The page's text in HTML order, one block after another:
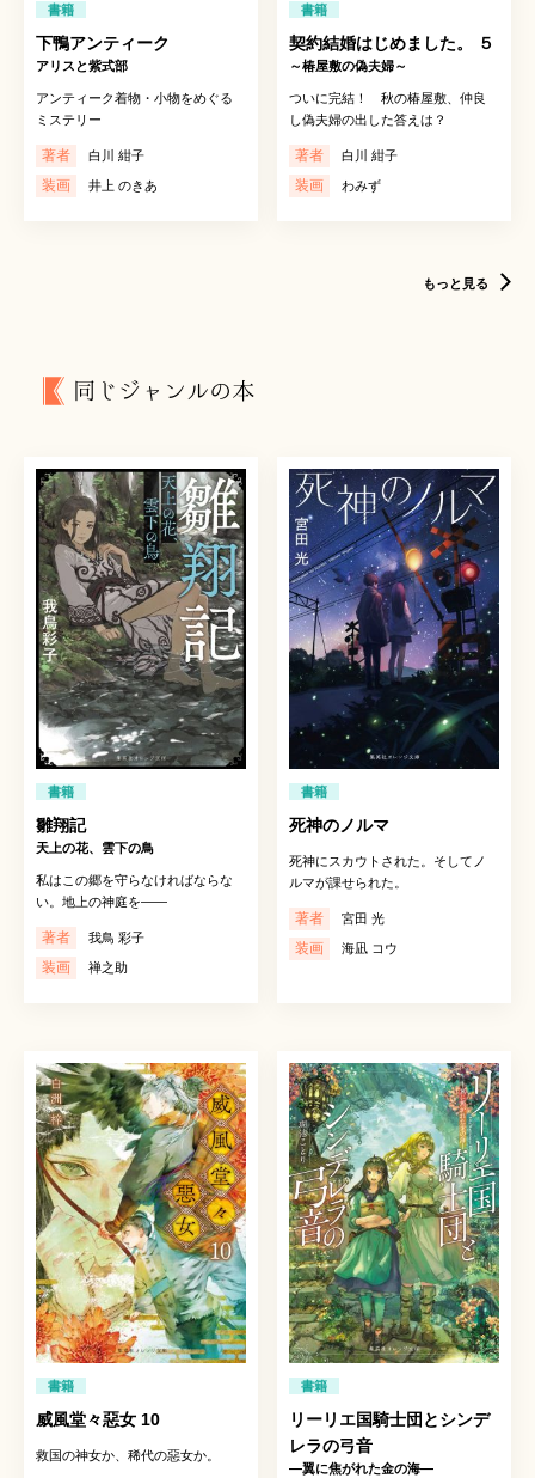
書籍
下鴨アンティーク
アリスと紫式部
アンティーク着物・小物をめぐる
ミステリー
著者 白川 紺子
装画 井上 のきあ
書籍
契約結婚はじめました。 ５
～椿屋敷の偽夫婦～
ついに完結！ 秋の椿屋敷、仲良
し偽夫婦の出した答えは？
著者 白川 紺子
装画 わみず
もっと見る
同じジャンルの本
書籍
雛翔記
天上の花、雲下の鳥
私はこの郷を守らなければならな
い。地上の神庭を――
著者 我鳥 彩子
装画 禅之助
書籍
死神のノルマ
死神にスカウトされた。そしてノ
ルマが課せられた。
著者 宮田 光
装画 海凪 コウ
書籍
威風堂々惡女 10
救国の神女か、稀代の惡女か。
書籍
リーリエ国騎士団とシンデ
レラの弓音
―翼に焦がれた金の海―